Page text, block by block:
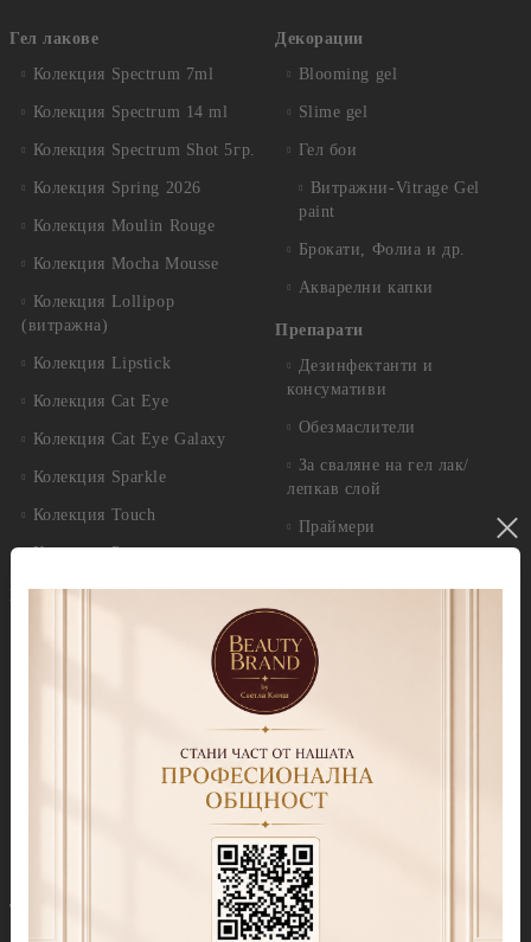
Гел лакове
Колекция Spectrum 7ml
Колекция Spectrum 14 ml
Колекция Spectrum Shot 5гр.
Колекция Spring 2026
Колекция Moulin Rouge
Колекция Mocha Mousse
Колекция Lollipop
(витражна)
Колекция Lipstick
Колекция Cat Eye
Колекция Cat Eye Galaxy
Колекция Sparkle
Колекция Touch
Колекция Party
Бази
Прозрачни Бази за гел лак
Колекция Cover Base Tonal
Колекция Thermo Cover
Топ лакове
Декорации
Blooming gel
Slime gel
Гел бои
Витражни-Vitrage Gel
paint
Брокати, Фолиа и др.
Акварелни капки
Препарати
Дезинфектанти и
консумативи
Обезмаслители
За сваляне на гел лак/
лепкав слой
Праймери
Продукти за педикюр Callux
Избери по серия
Callux Серия Класик
Callux Серия Манго и
Callux Серия Портокали
Callux Серия PODOLOGIC